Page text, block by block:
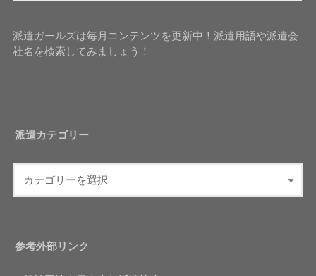
派遣ガールズは毎月コンテンツを更新中！派遣用語や派遣会
社名を検索してみましょう！
派遣カテゴリー
参考外部リンク